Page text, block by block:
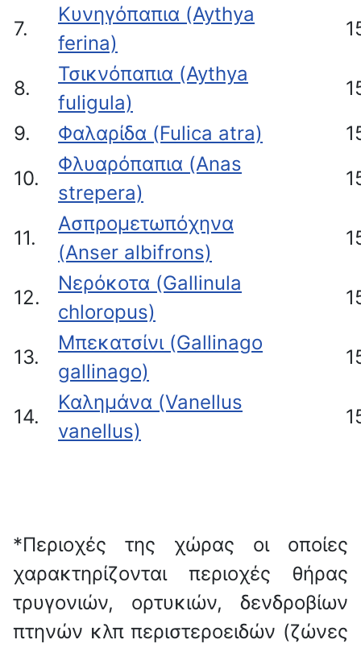
7.
Κυνηγόπαπια (Aythya
ferina)
8.
Τσικνόπαπια (Aythya
fuligula)
9.
Φαλαρίδα (Fulica atra)
10.
Φλυαρόπαπια (Anas
strepera)
11.
Ασπρομετωπόχηνα
(Anser albifrons)
12.
Νερόκοτα (Gallinula
chloropus)
13.
Μπεκατσίνι (Gallinago
gallinago)
14.
Καλημάνα (Vanellus
vanellus)
*Περιοχές της χώρας οι οποίες
χαρακτηρίζονται περιοχές θήρας
τρυγονιών, ορτυκιών, δενδροβίων
πτηνών κλπ περιστεροειδών (ζώνες